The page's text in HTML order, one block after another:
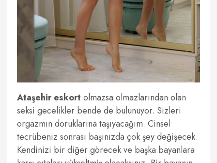
Ataşehir eskort olmazsa olmazlarından olan
seksi gecelikler bende de bulunuyor. Sizleri
orgazmın doruklarına taşıyacağım. Cinsel
tecrübeniz sonrası başınızda çok şey değişecek.
Kendinizi bir diğer görecek ve başka bayanlara